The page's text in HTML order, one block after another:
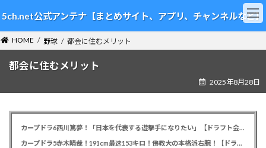
ン
テ
ン
ツ
ビ
ゲ
ー
シ
5ch.net公式アンテナ【まとめサイト、アプリ、チャンネルなど】
HOME 野球 都会に住むメリット
都会に住むメリット
2025年8月28日
カープドラ6西川篤夢！「日本を代表する遊撃手になりたい」【ドラフト会議2025】
カープドラ5赤木晴哉！191cm最速153キロ！佛教大の本格派右腕！【ドラフト会議2025】